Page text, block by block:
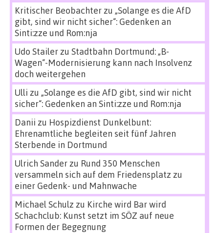
Kritischer Beobachterzu „Solange es die AfD
gibt, sind wir nicht sicher“: Gedenken an
Sinti:zze und Rom:nja
Udo Stailerzu Stadtbahn Dortmund: „B-
Wagen“-Modernisierung kann nach Insolvenz
doch weitergehen
Ulli zu „Solange es die AfD gibt, sind wir nicht
sicher“: Gedenken an Sinti:zze und Rom:nja
Danii zu Hospizdienst Dunkelbunt:
Ehrenamtliche begleiten seit fünf Jahren
Sterbende in Dortmund
Ulrich Sanderzu Rund 350 Menschen
versammeln sich auf dem Friedensplatz zu
einer Gedenk- und Mahnwache
Michael Schulz zu Kirche wird Bar wird
Schachclub: Kunst setzt im SÖZ auf neue
Formen der Begegnung